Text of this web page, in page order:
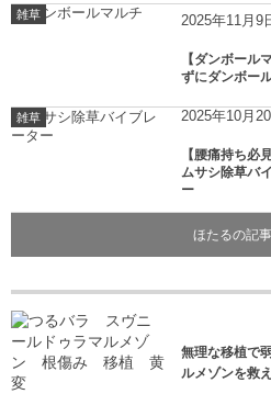
雑草 2025年11月9
【ダンボール
ずにダンボー
雑草 2025年10月20
【腰痛持ち必
ムサシ除草バ
ー
ほたるの記
無理な移植で
ルメゾンを救